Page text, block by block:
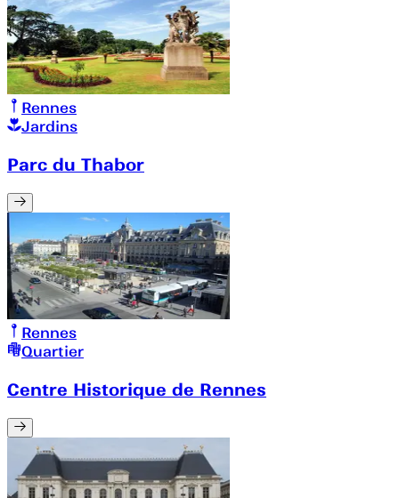
Rennes
Jardins
Parc du Thabor
Rennes
Quartier
Centre Historique de Rennes